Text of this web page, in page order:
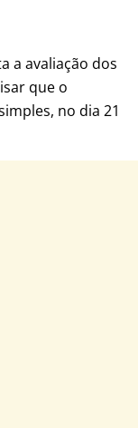
a avaliação dos
que o
no dia 21